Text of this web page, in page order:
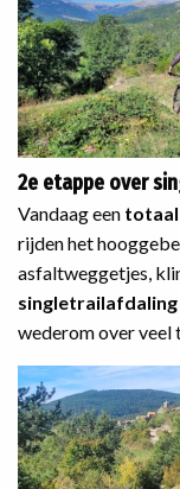
2e etappe over
Vandaag een totaal
rijden het
asfaltweggetjes,
singletrailafdaling
wederom over veel